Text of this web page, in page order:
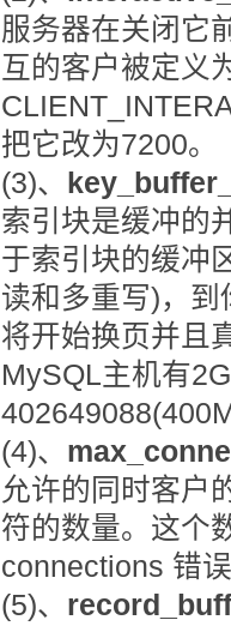
服务器在关闭它
互的客户被定义
把它改为7200。
(3)、
索引块是缓冲的
于索引块的缓冲
读和多重写)，
将开始换页并且
MySQL主机有
(4)、
允许的同时客户
符的数量。这个
connections 错
(5)、